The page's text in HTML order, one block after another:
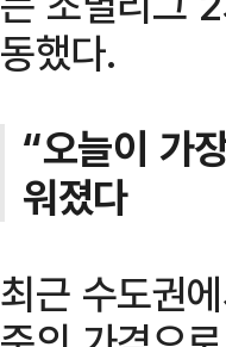
동했다.
“오늘이 가
워졌다
최근 수도권